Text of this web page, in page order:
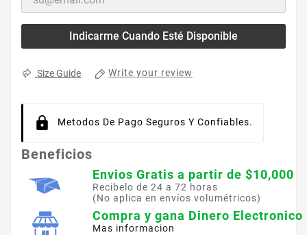
Indicarme Cuando Esté Disponible
Size Guide Write your review
Metodos De Pago Seguros Y Confiables.
Beneficios
Envios Gratis a partir de $10,000
Recibelo de 24 a 72 horas
(No aplica en envíos volumétricos)
Compra y gana Dinero Electronico
Mas informacion